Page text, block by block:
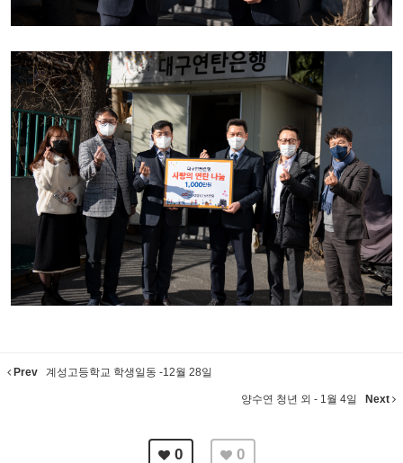
Prev 계성고등학교 학생일동 -12월 28일
양수연 청년 외 - 1월 4일 Next
0 0